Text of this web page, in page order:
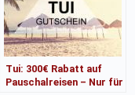
Tui: 300€ Rabatt auf
Pauschalreisen – Nur für